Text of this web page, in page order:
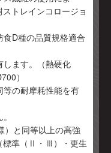
トレインコロージョ
D種の品質規格適合
します。（熱硬化
）
の耐摩耗性能を有
）と同等以上の高強
標準（Ⅱ・Ⅲ）・更生